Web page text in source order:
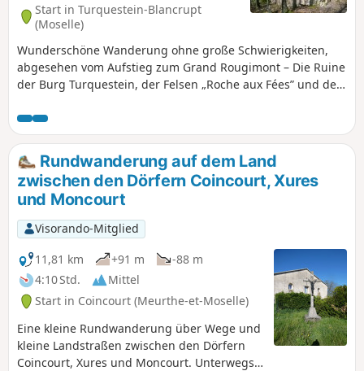
Start in Turquestein-Blancrupt
(Moselle)
Wunderschöne Wanderung ohne große Schwierigkeiten,
abgesehen vom Aufstieg zum Grand Rougimont – Die Ruine
der Burg Turquestein, der Felsen „Roche aux Fées” und der
Mittelalter. Anmerkung des Moderators vom 23.08.2021:
Diese Wanderung wird in Kürze verboten sein, da sie über
Privatgrundstücke führt. Siehe Kommentare am Ende dieser
Seite.Rundwanderung auf dem Land
zwischen den Dörfern Coincourt, Xures
und Moncourt
Visorando-Mitglied
11,81 km
+91 m
-88 m
4:10 Std.
Mittel
Start in Coincourt (Meurthe-et-Moselle)
Eine kleine Rundwanderung über Wege und
kleine Landstraßen zwischen den Dörfern
Coincourt, Xures und Moncourt. Unterwegs